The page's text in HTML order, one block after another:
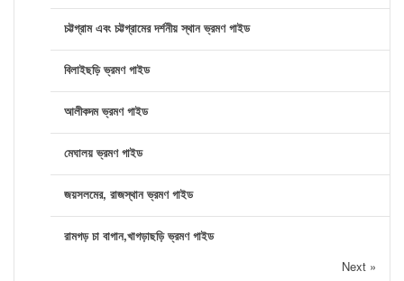
চট্টগ্রাম এবং চট্টগ্রামের দর্শনীয় স্থান ভ্রমণ গাইড
বিলাইছড়ি ভ্রমণ গাইড
আলীকদম ভ্রমণ গাইড
মেঘালয় ভ্রমণ গাইড
জয়সলমের, রাজস্থান ভ্রমণ গাইড
রামগড় চা বাগান,খাগড়াছড়ি ভ্রমণ গাইড
Next »